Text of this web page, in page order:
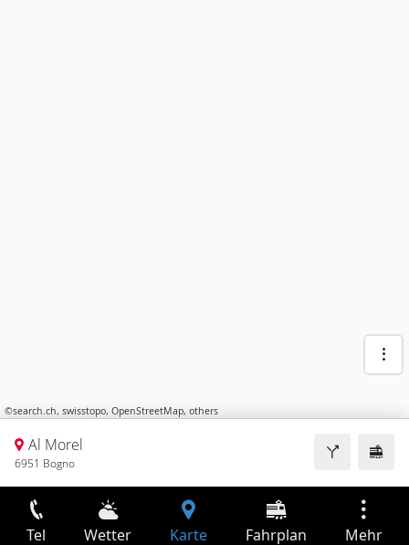
©search.ch, swisstopo, OpenStreetMap, others
Al Morel
6951 Bogno
Tel Wetter Karte Fahrplan Mehr